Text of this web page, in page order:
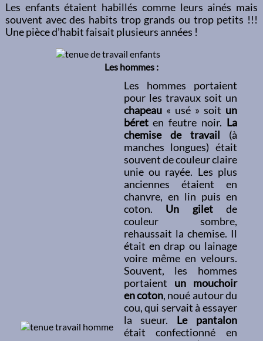
Les enfants étaient habillés comme leurs ainés mais
souvent avec des habits trop grands ou trop petits !!!
Une pièce d’habit faisait plusieurs années !
Les hommes :
Les hommes portaient
pour les travaux soit un
chapeau« usé » soit un
béreten feutre noir. La
chemise de travail (à
manches longues) était
souvent de couleur claire
unie ou rayée. Les plus
anciennes étaient en
chanvre, en lin puis en
coton. Un giletde
couleur sombre,
rehaussait la chemise. Il
était en drap ou lainage
voire même en velours.
Souvent, les hommes
portaient un mouchoir
en coton, noué autour du
cou, qui servait à essayer
la sueur. Le pantalon
était confectionné en